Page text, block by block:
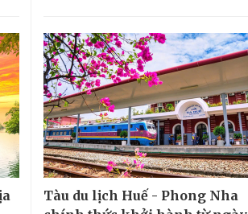
Tàu du lịch Huế - Phong Nha